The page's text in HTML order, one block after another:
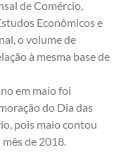
de Comércio,
Econômicos e
o volume de
à mesma base de
em maio foi
do Dia das
pois maio contou
de 2018.